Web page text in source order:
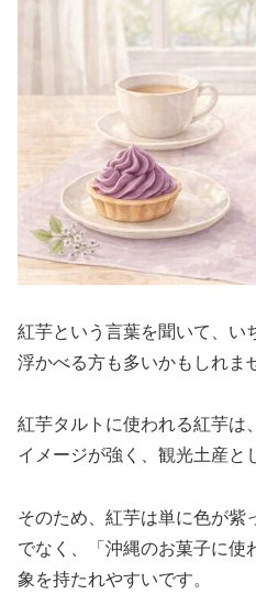
紅芋という言葉を聞いて、い
浮かべる方も多いかもしれま
紅芋タルトに使われる紅芋は
イメージが強く、観光土産と
そのため、紅芋は単に色が紫
でなく、「沖縄のお菓子に使
象を持たれやすいです。